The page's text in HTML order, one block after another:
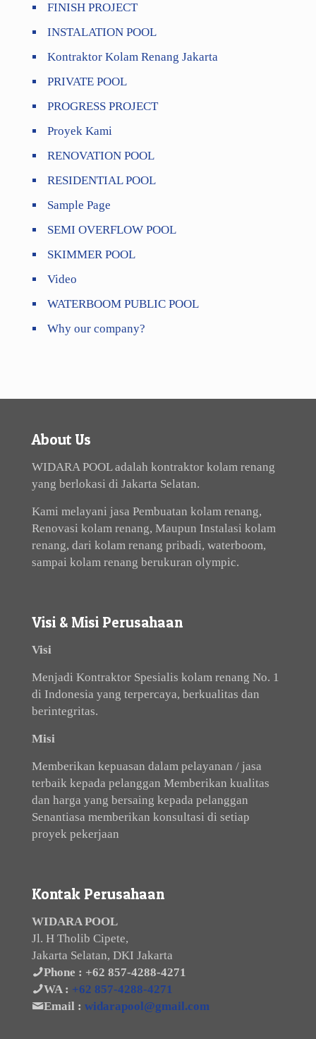
FINISH PROJECT
INSTALATION POOL
Kontraktor Kolam Renang Jakarta
PRIVATE POOL
PROGRESS PROJECT
Proyek Kami
RENOVATION POOL
RESIDENTIAL POOL
Sample Page
SEMI OVERFLOW POOL
SKIMMER POOL
Video
WATERBOOM PUBLIC POOL
Why our company?
About Us
WIDARA POOL adalah kontraktor kolam renang
yang berlokasi di Jakarta Selatan.
Kami melayani jasa Pembuatan kolam renang,
Renovasi kolam renang, Maupun Instalasi kolam
renang, dari kolam renang pribadi, waterboom,
sampai kolam renang berukuran olympic.
Visi & Misi Perusahaan
Visi
Menjadi Kontraktor Spesialis kolam renang No. 1
di Indonesia yang terpercaya, berkualitas dan
berintegritas.
Misi
Memberikan kepuasan dalam pelayanan / jasa
terbaik kepada pelanggan Memberikan kualitas
dan harga yang bersaing kepada pelanggan
Senantiasa memberikan konsultasi di setiap
proyek pekerjaan
Kontak Perusahaan
WIDARA POOL
Jl. H Tholib Cipete,
Jakarta Selatan, DKI Jakarta
Phone : +62 857-4288-4271
WA : +62 857-4288-4271
Email : widarapool@gmail.com